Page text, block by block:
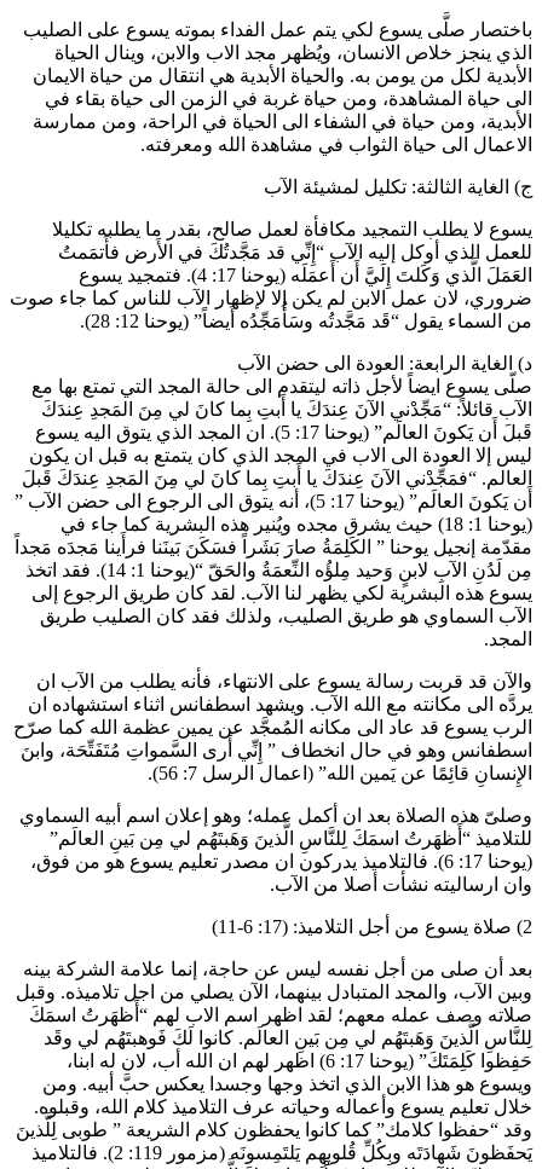
باختصار صلَّى يسوع لكي يتم عمل الفداء بموته يسوع على الصليب
الذي ينجز خلاص الانسان، ويُظهر مجد الاب والابن، وينال الحياة
الأبدية لكل من يومن به. والحياة الأبدية هي انتقال من حياة الايمان
الى حياة المشاهدة، ومن حياة غربة في الزمن الى حياة بقاء في
الأبدية، ومن حياة في الشفاء الى الحياة في الراحة، ومن ممارسة
الاعمال الى حياة الثواب في مشاهدة الله ومعرفته.
ج) الغاية الثالثة: تكليل لمشيئة الآب
يسوع لا يطلب التمجيد مكافأة لعمل صالح، بقدر ما يطلبه تكليلا
للعمل الذي أوكل إليه الآب “إِنِّي قد مَجَّدتُكَ في الأَرض فأَتمَمتُ
العَمَلَ الَّذي وَكَلتَ إِلَيَّ أَن أَعمَلَه (يوحنا 17: 4). فتمجيد يسوع
ضروري، لان عمل الابن لم يكن إلا لإظهار الآب للناس كما جاء صوت
من السماء يقول “قَد مَجَّدتُه وسَأُمَجِّدُه أَيضاً” (يوحنا 12: 28).
د) الغاية الرابعة: العودة الى حضن الآب
صلّى يسوع ايضاً لأجل ذاته ليتقدم الى حالة المجد التي تمتع بها مع
الآب قائلاً: “مَجِّدْني الآنَ عِندَكَ يا أَبتِ بِما كانَ لي مِنَ المَجدِ عِندَكَ
قَبلَ أَن يَكونَ العالَم” (يوحنا 17: 5). ان المجد الذي يتوق اليه يسوع
ليس إلا العودة الى الاب في المجد الذي كان يتمتع به قبل ان يكون
العالم. “فمَجِّدْني الآنَ عِندَكَ يا أَبتِ بِما كانَ لي مِنَ المَجدِ عِندَكَ قَبلَ
أَن يَكونَ العالَم” (يوحنا 17: 5)، أنه يتوق الى الرجوع الى حضن الآب ”
(يوحنا 1: 18) حيث يشرق مجده ويُنير هذه البشرية كما جاء في
مقدّمة إنجيل يوحنا ” الكَلِمَةُ صارَ بَشَراً فسَكَنَ بَينَنا فرأَينا مَجدَه مَجداً
مِن لَدُنِ الآبِ لابنٍ وَحيد مِلؤُه النِّعمَةُ والحَقّ “(يوحنا 1: 14). فقد اتخذ
يسوع هذه البشرية لكي يظهر لنا الآب. لقد كان طريق الرجوع إلى
الآب السماوي هو طريق الصليب، ولذلك فقد كان الصليب طريق
المجد.
والآن قد قربت رسالة يسوع على الانتهاء، فأنه يطلب من الآب ان
يردَّه الى مكانته مع الله الآب. ويشهد اسطفانس اثناء استشهاده ان
الرب يسوع قد عاد الى مكانه المُمجَّد عن يمين عظمة الله كما صرّح
اسطفانس وهو في حال انخطاف ” إِنِّي أَرى السَّمواتِ مُتَفَتِّحَة، وابنَ
الإِنسانِ قائِمًا عن يَمين الله” (اعمال الرسل 7: 56).
وصلىّ هذه الصلاة بعد ان أكمل عمله؛ وهو إعلان اسم أبيه السماوي
للتلاميذ “أَظهَرتُ اسمَكَ لِلنَّاسِ الَّذينَ وَهَبتَهُم لي مِن بَينِ العالَم”
(يوحنا 17: 6). فالتلاميذ يدركون ان مصدر تعليم يسوع هو من فوق،
وان ارساليته نشأت أصلا من الآب.
2) صلاة يسوع من أجل التلاميذ: (17: 6-11)
بعد أن صلى من أجل نفسه ليس عن حاجة، إنما علامة الشركة بينه
وبين الآب، والمجد المتبادل بينهما، الآن يصلي من اجل تلاميذه. وقبل
صلاته وصف عمله معهم؛ لقد اظهر اسم الاب لهم “أَظهَرتُ اسمَكَ
لِلنَّاسِ الَّذينَ وَهَبتَهُم لي مِن بَينِ العالَم. كانوا لَكَ فَوهبتَهُم لي وقَد
حَفِظوا كَلِمَتَكَ” (يوحنا 17: 6) اظهر لهم ان الله أب، لان له ابنا،
ويسوع هو هذا الابن الذي اتخذ وجها وجسدا يعكس حبَّ أبيه. ومن
خلال تعليم يسوع وأعماله وحياته عرف التلاميذ كلام الله، وقبلوه.
وقد “حفظوا كلامك” كما كانوا يحفظون كلام الشريعة ” طوبى لِلَّذينَ
يَحفَظونَ شَهادَتَه وبِكُلِّ قُلوبِهِم يَلتَمِسونَه (مزمور 119: 2). فالتلاميذ